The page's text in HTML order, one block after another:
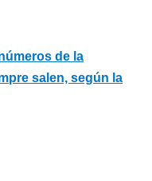
de la
salen, según la